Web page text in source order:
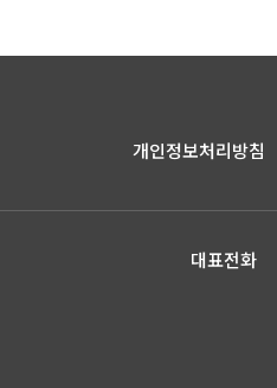
개인정보처리방침
대표전화